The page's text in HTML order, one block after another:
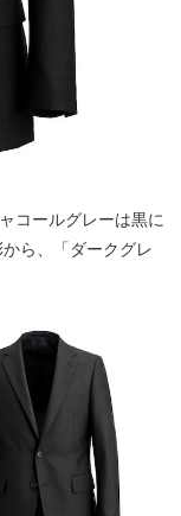
コールグレーは黒に
ら、「ダークグレ